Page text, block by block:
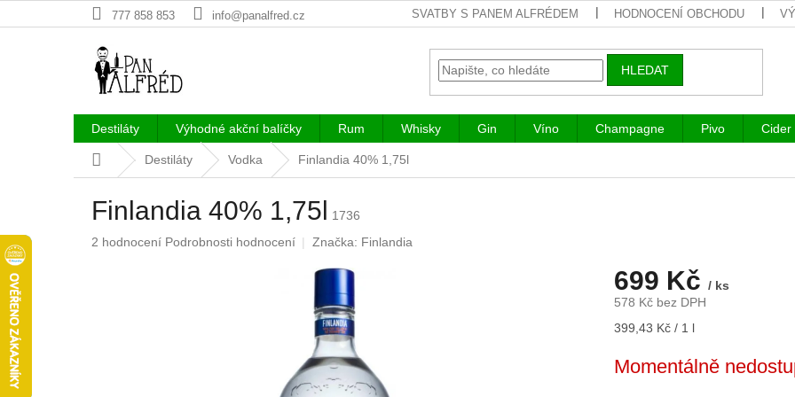
na
777 858 853 info@panalfred.cz SVATBY S PANEM ALFRÉDEM HODNOCENÍ OBCHODU
HLEDAT
Destiláty Výhodné akční balíčky Rum Whisky Gin Víno Champagne Pivo Cider
Domů Destiláty Vodka Finlandia 40% 1,75l
Finlandia 40% 1,75l
1736
Průměrné
2 hodnocení Podrobnosti hodnocení Značka: Finlandia
699 Kč / ks
578 Kč bez DPH
Měrná
399,43 Kč / 1 l
Momentálně